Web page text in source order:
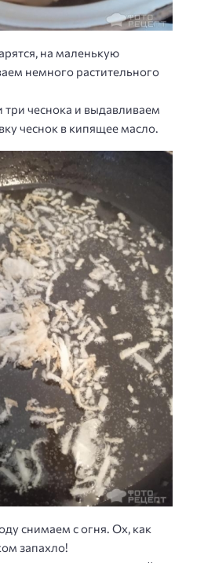
на маленькую
немного растительного
чеснока и выдавливаем
чеснок в кипящее масло.
снимаем с огня. Ох, как
запахло!